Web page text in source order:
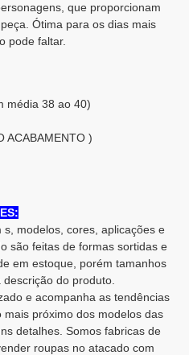
que proporcionam
Ótima para os dias mais
pode faltar.
média 38 ao 40)
ACABAMENTO )
modelos, cores, aplicações e
são feitas de formas sortidas e
em estoque, porém tamanhos
do produto.
e acompanha as tendências
próximo dos modelos das
detalhes. Somos fabricas de
roupas no atacado com